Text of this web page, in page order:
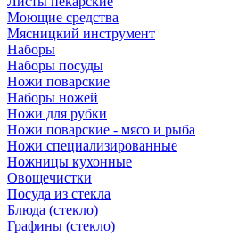
Моющие средства
Мясницкий инструмент
Наборы
Наборы посуды
Ножи поварские
Наборы ножей
Ножи для рубки
Ножи поварские - мясо и рыба
Ножи специализированные
Ножницы кухонные
Овощечистки
Посуда из стекла
Блюда (стекло)
Графины (стекло)